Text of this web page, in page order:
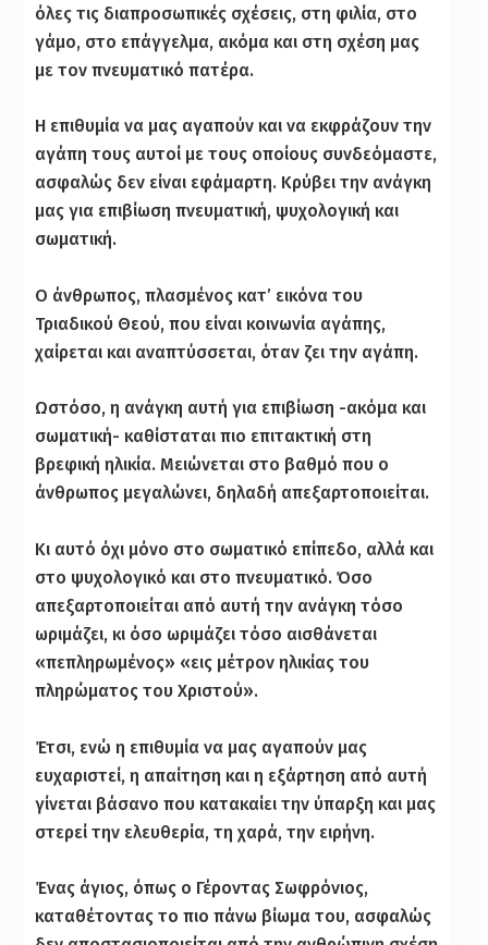
όλες τις διαπροσωπικές σχέσεις, στη φιλία, στο
γάμο, στο επάγγελμα, ακόμα και στη σχέση μας
με τον πνευματικό πατέρα.
Η επιθυμία να μας αγαπούν και να εκφράζουν την
αγάπη τους αυτοί με τους οποίους συνδεόμαστε,
ασφαλώς δεν είναι εφάμαρτη. Κρύβει την ανάγκη
μας για επιβίωση πνευματική, ψυχολογική και
σωματική.
Ο άνθρωπος, πλασμένος κατ’ εικόνα του
Τριαδικού Θεού, που είναι κοινωνία αγάπης,
χαίρεται και αναπτύσσεται, όταν ζει την αγάπη.
Ωστόσο, η ανάγκη αυτή για επιβίωση -ακόμα και
σωματική- καθίσταται πιο επιτακτική στη
βρεφική ηλικία. Μειώνεται στο βαθμό που ο
άνθρωπος μεγαλώνει, δηλαδή απεξαρτοποιείται.
Κι αυτό όχι μόνο στο σωματικό επίπεδο, αλλά και
στο ψυχολογικό και στο πνευματικό. Όσο
απεξαρτοποιείται από αυτή την ανάγκη τόσο
ωριμάζει, κι όσο ωριμάζει τόσο αισθάνεται
«πεπληρωμένος» «εις μέτρον ηλικίας του
πληρώματος του Χριστού».
Έτσι, ενώ η επιθυμία να μας αγαπούν μας
ευχαριστεί, η απαίτηση και η εξάρτηση από αυτή
γίνεται βάσανο που κατακαίει την ύπαρξη και μας
στερεί την ελευθερία, τη χαρά, την ειρήνη.
Ένας άγιος, όπως ο Γέροντας Σωφρόνιος,
καταθέτοντας το πιο πάνω βίωμα του, ασφαλώς